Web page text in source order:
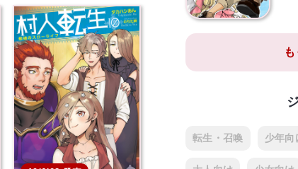
村人転生 最強のスロー
ライフ 10
本を買う
転生・召喚 少年向